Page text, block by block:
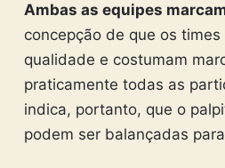
Ambas as equipes
concepção de que os
qualidade e costumam
praticamente todas as
indica, portanto, que o
podem ser balançadas